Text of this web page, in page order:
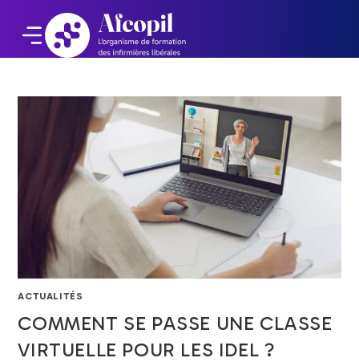
ACTUALITÉS
COMMENT SE PASSE UNE CLASSE
VIRTUELLE POUR LES IDEL ?